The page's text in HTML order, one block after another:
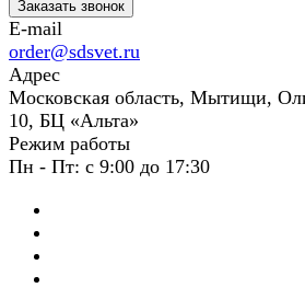
Заказать звонок
E-mail
order@sdsvet.ru
Адрес
Московская область, Мытищи,
10, БЦ «Альта»
Режим работы
Пн - Пт: с 9:00 до 17:30